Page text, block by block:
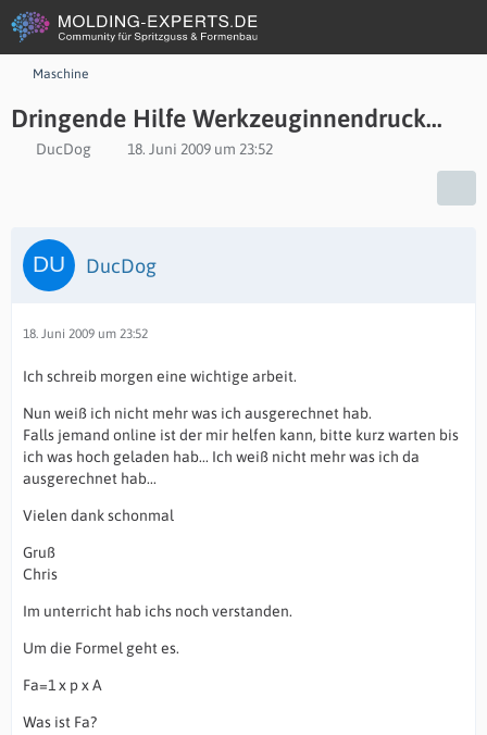
Maschine
Dringende Hilfe Werkzeuginnendruck...
DucDog 18. Juni 2009 um 23:52
DucDog
18. Juni 2009 um 23:52
Ich schreib morgen eine wichtige arbeit.
Nun weiß ich nicht mehr was ich ausgerechnet hab.
Falls jemand online ist der mir helfen kann, bitte kurz warten bis
ich was hoch geladen hab... Ich weiß nicht mehr was ich da
ausgerechnet hab...
Vielen dank schonmal
Gruß
Chris
Im unterricht hab ichs noch verstanden.
Um die Formel geht es.
Fa=1 x p x A
Was ist Fa?